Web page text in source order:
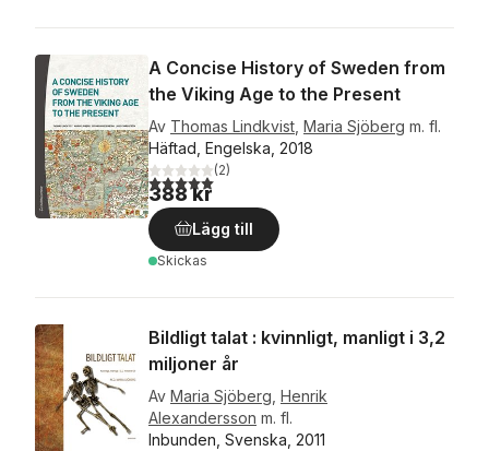
A Concise History of Sweden from
the Viking Age to the Present
Av Thomas Lindkvist Maria Sjöberg m. fl.
Häftad, Engelska, 2018
5,0utav 5 stjärnor. Totalt antal röster:
(2)
388 kr
Lägg till
Skickas
Bildligt talat : kvinnligt, manligt i 3,2
miljoner år
Av Maria Sjöberg Henrik
Alexandersson m. fl.
Inbunden, Svenska, 2011